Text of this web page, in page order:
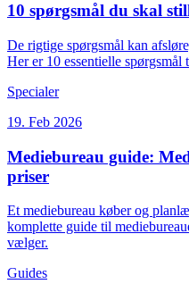
10 spørgsmål du skal
De rigtige spørgsmål kan
Her er 10 essentielle spørgsmål
Specialer
19. Feb 2026
Mediebureau guide:
priser
Et mediebureau køber og
komplette guide til
vælger.
Guides